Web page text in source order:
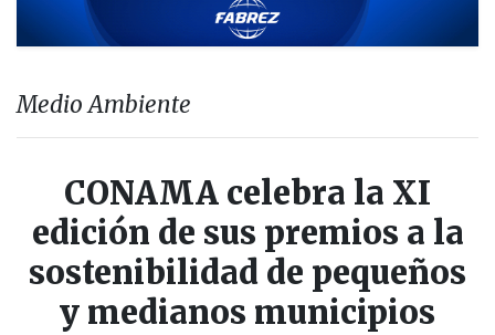
Medio Ambiente
CONAMA celebra la XI
edición de sus premios a la
sostenibilidad de pequeños
y medianos municipios